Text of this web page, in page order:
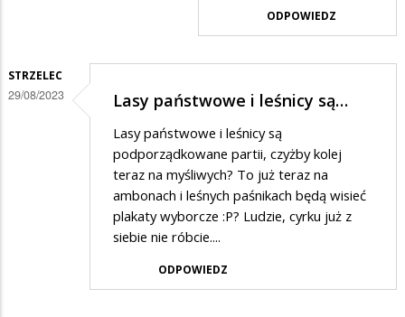
Zbychu,
mówią
uderz
w…
ODPOWIEDZ
STRZELEC
29/08/2023 Lasy państwowe i leśnicy są…
Lasy państwowe i leśnicy są
podporządkowane partii, czyżby kolej
teraz na myśliwych? To już teraz na
ambonach i leśnych paśnikach będą wisieć
plakaty wyborcze :P? Ludzie, cyrku już z
siebie nie róbcie....
ODPOWIEDZ